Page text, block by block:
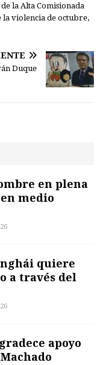
la Alta Comisionada
la violencia de octubre,
Duque
en plena
medio
quiere
a través del
apoyo